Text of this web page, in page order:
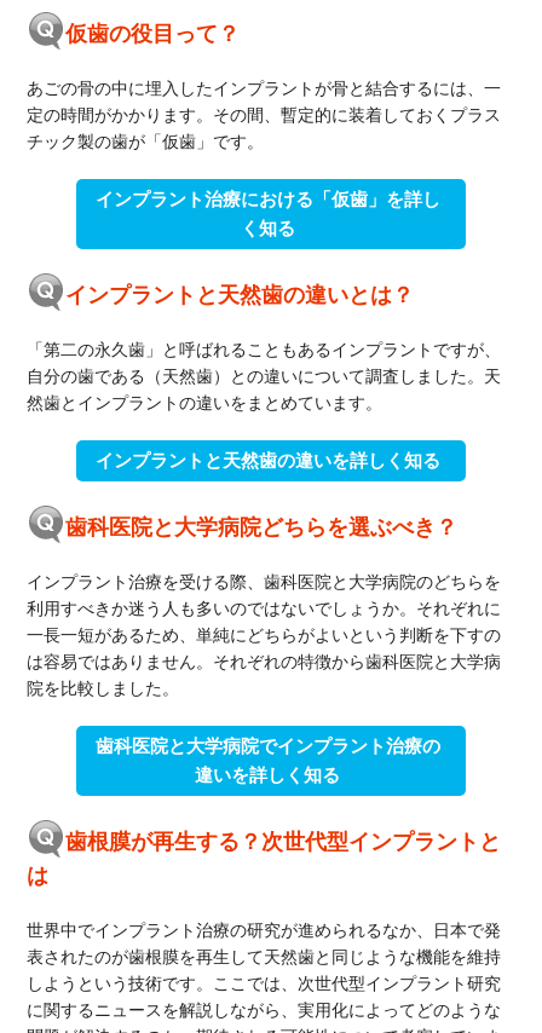
仮歯の役目って？
あごの骨の中に埋入したインプラントが骨と結合するには、一
定の時間がかかります。その間、暫定的に装着しておくプラス
チック製の歯が「仮歯」です。
インプラント治療における「仮歯」を詳し
く知る
インプラントと天然歯の違いとは？
「第二の永久歯」と呼ばれることもあるインプラントですが、
自分の歯である（天然歯）との違いについて調査しました。天
然歯とインプラントの違いをまとめています。
インプラントと天然歯の違いを詳しく知る
歯科医院と大学病院どちらを選ぶべき？
インプラント治療を受ける際、歯科医院と大学病院のどちらを
利用すべきか迷う人も多いのではないでしょうか。それぞれに
一長一短があるため、単純にどちらがよいという判断を下すの
は容易ではありません。それぞれの特徴から歯科医院と大学病
院を比較しました。
歯科医院と大学病院でインプラント治療の
違いを詳しく知る
歯根膜が再生する？次世代型インプラントと
は
世界中でインプラント治療の研究が進められるなか、日本で発
表されたのが歯根膜を再生して天然歯と同じような機能を維持
しようという技術です。ここでは、次世代型インプラント研究
に関するニュースを解説しながら、実用化によってどのような